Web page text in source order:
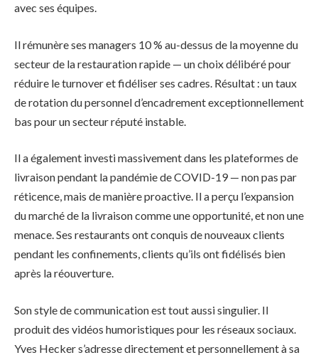
avec ses équipes.
Il rémunère ses managers 10 % au-dessus de la moyenne du
secteur de la restauration rapide — un choix délibéré pour
réduire le turnover et fidéliser ses cadres. Résultat : un taux
de rotation du personnel d’encadrement exceptionnellement
bas pour un secteur réputé instable.
Il a également investi massivement dans les plateformes de
livraison pendant la pandémie de COVID-19 — non pas par
réticence, mais de manière proactive. Il a perçu l’expansion
du marché de la livraison comme une opportunité, et non une
menace. Ses restaurants ont conquis de nouveaux clients
pendant les confinements, clients qu’ils ont fidélisés bien
après la réouverture.
Son style de communication est tout aussi singulier. Il
produit des vidéos humoristiques pour les réseaux sociaux.
Yves Hecker s’adresse directement et personnellement à sa